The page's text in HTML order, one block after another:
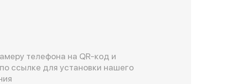
телефона на QR-код и
ссылке для установки нашего